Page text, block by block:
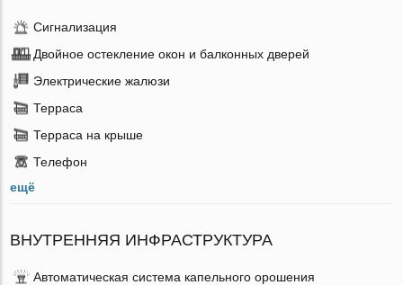
Сигнализация
Двойное остекление окон и балконных дверей
Электрические жалюзи
Терраса
Терраса на крыше
Телефон
ещё
ВНУТРЕННЯЯ ИНФРАСТРУКТУРА
Автоматическая система капельного орошения